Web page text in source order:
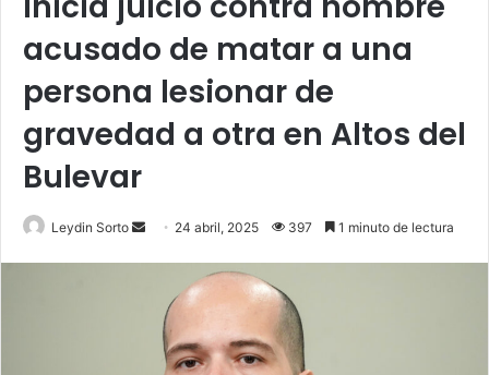
acusado de matar a una
persona lesionar de
gravedad a otra en Altos del
Bulevar
Leydin Sorto
Send 24 abril, 2025 397 1 minuto de lectura